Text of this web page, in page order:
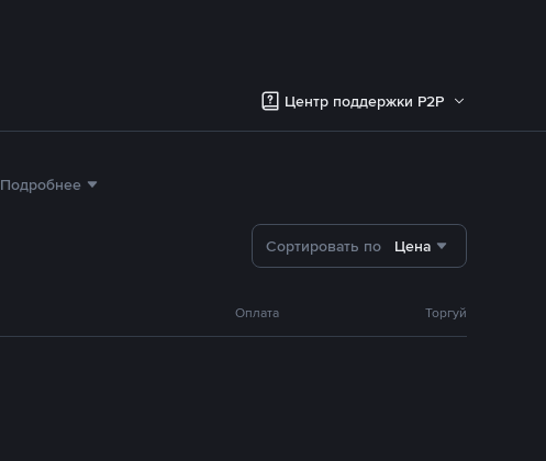
Центр поддержки P2P
Подробнее
Сортировать по Цена
Оплата Торгуй